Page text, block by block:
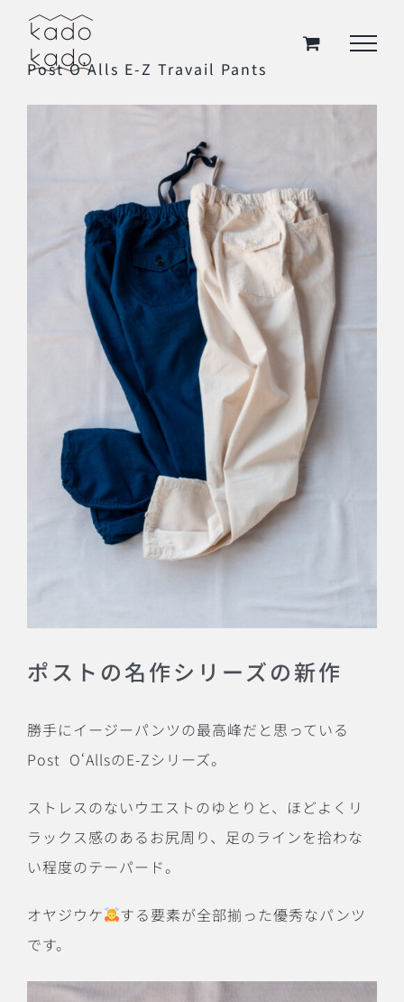
Skip
contentPost O’Alls E-Z Travail Pants
ポストの名作シリーズの新作
勝手にイージーパンツの最高峰だと思っている
Post O‘AllsのE-Zシリーズ。
ストレスのないウエストのゆとりと、ほどよくリ
ラックス感のあるお尻周り、足のラインを拾わな
い程度のテーパード。
オヤジウケ
する要素が全部揃った優秀なパンツ
です。